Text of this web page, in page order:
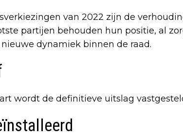
van 2022 zijn de
partijen behouden hun positie, al
dynamiek binnen de raad.
wordt de definitieve uitslag